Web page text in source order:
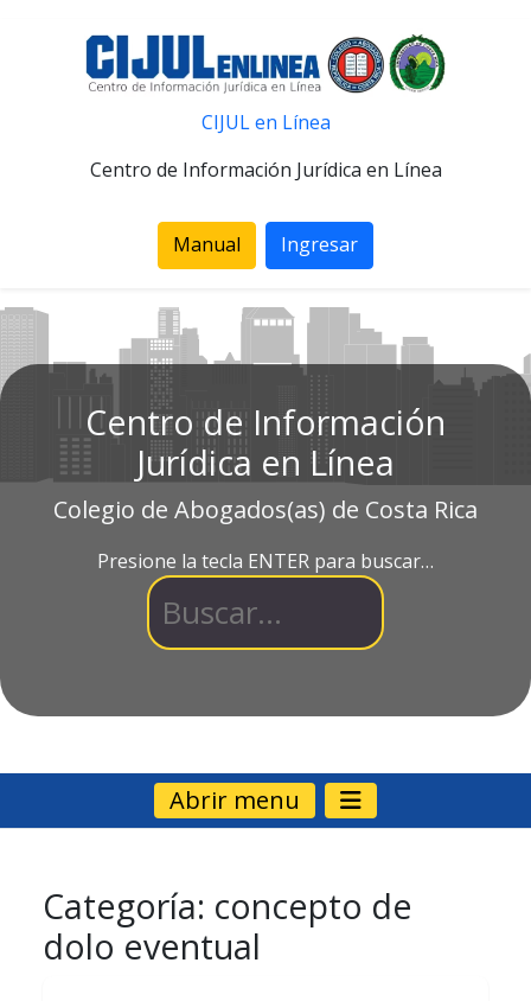
CIJUL en Línea
Centro de Información Jurídica en Línea
Manual Ingresar
Centro de Información
Jurídica en Línea
Colegio de Abogados(as) de Costa Rica
Presione la tecla ENTER para buscar…
Abrir menu
Categoría: concepto de
dolo eventual